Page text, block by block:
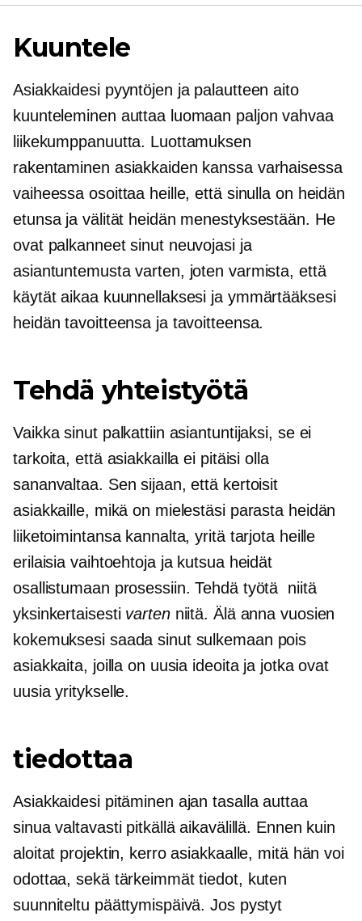
Kuuntele
Asiakkaidesi pyyntöjen ja palautteen aito
kuunteleminen auttaa luomaan paljon vahvaa
liikekumppanuutta. Luottamuksen
rakentaminen asiakkaiden kanssa varhaisessa
vaiheessa osoittaa heille, että sinulla on heidän
etunsa ja välität heidän menestyksestään. He
ovat palkanneet sinut neuvojasi ja
asiantuntemusta varten, joten varmista, että
käytät aikaa kuunnellaksesi ja ymmärtääksesi
heidän tavoitteensa ja tavoitteensa.
Tehdä yhteistyötä
Vaikka sinut palkattiin asiantuntijaksi, se ei
tarkoita, että asiakkailla ei pitäisi olla
sananvaltaa. Sen sijaan, että kertoisit
asiakkaille, mikä on mielestäsi parasta heidän
liiketoimintansa kannalta, yritä tarjota heille
erilaisia ​​vaihtoehtoja ja kutsua heidät
osallistumaan prosessiin. Tehdä työtä niitä
yksinkertaisesti vartenniitä. Älä anna vuosien
kokemuksesi saada sinut sulkemaan pois
asiakkaita, joilla on uusia ideoita ja jotka ovat
uusia yritykselle.
tiedottaa
Asiakkaidesi pitäminen ajan tasalla auttaa
sinua valtavasti pitkällä aikavälillä. Ennen kuin
aloitat projektin, kerro asiakkaalle, mitä hän voi
odottaa, sekä tärkeimmät tiedot, kuten
suunniteltu päättymispäivä. Jos pystyt